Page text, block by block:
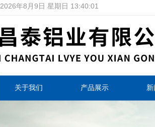
2026年8月9日 星期日 13:40:01
关于我们 产品展示 新